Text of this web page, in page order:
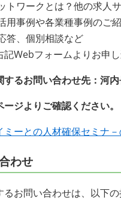
ワークとは？他の求人サ
事例や各業種事例のご
、個別相談など
Webフォームよりお申し
するお問い合わせ先：河
ジよりご確認ください。
ミーとの人材確保セミナ
わせ
お問い合わせは、以下の